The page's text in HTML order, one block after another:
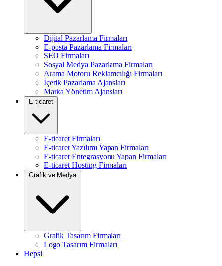
Dijital Pazarlama Firmaları
E-posta Pazarlama Firmaları
SEO Firmaları
Sosyal Medya Pazarlama Firmaları
Arama Motoru Reklamcılığı Firmaları
İçerik Pazarlama Ajansları
Marka Yönetim Ajansları
E-ticaret
E-ticaret Firmaları
E-ticaret Yazılımı Yapan Firmaları
E-ticaret Entegrasyonu Yapan Firmaları
E-ticaret Hosting Firmaları
Grafik ve Medya
Grafik Tasarım Firmaları
Logo Tasarım Firmaları
Hepsi